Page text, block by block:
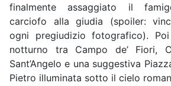
finalmente assaggiato il
carciofo alla giudia (spoiler:
ogni pregiudizio fotografico).
notturno tra Campo de’ Fiori,
Sant’Angelo e una suggestiva
Pietro illuminata sotto il cielo